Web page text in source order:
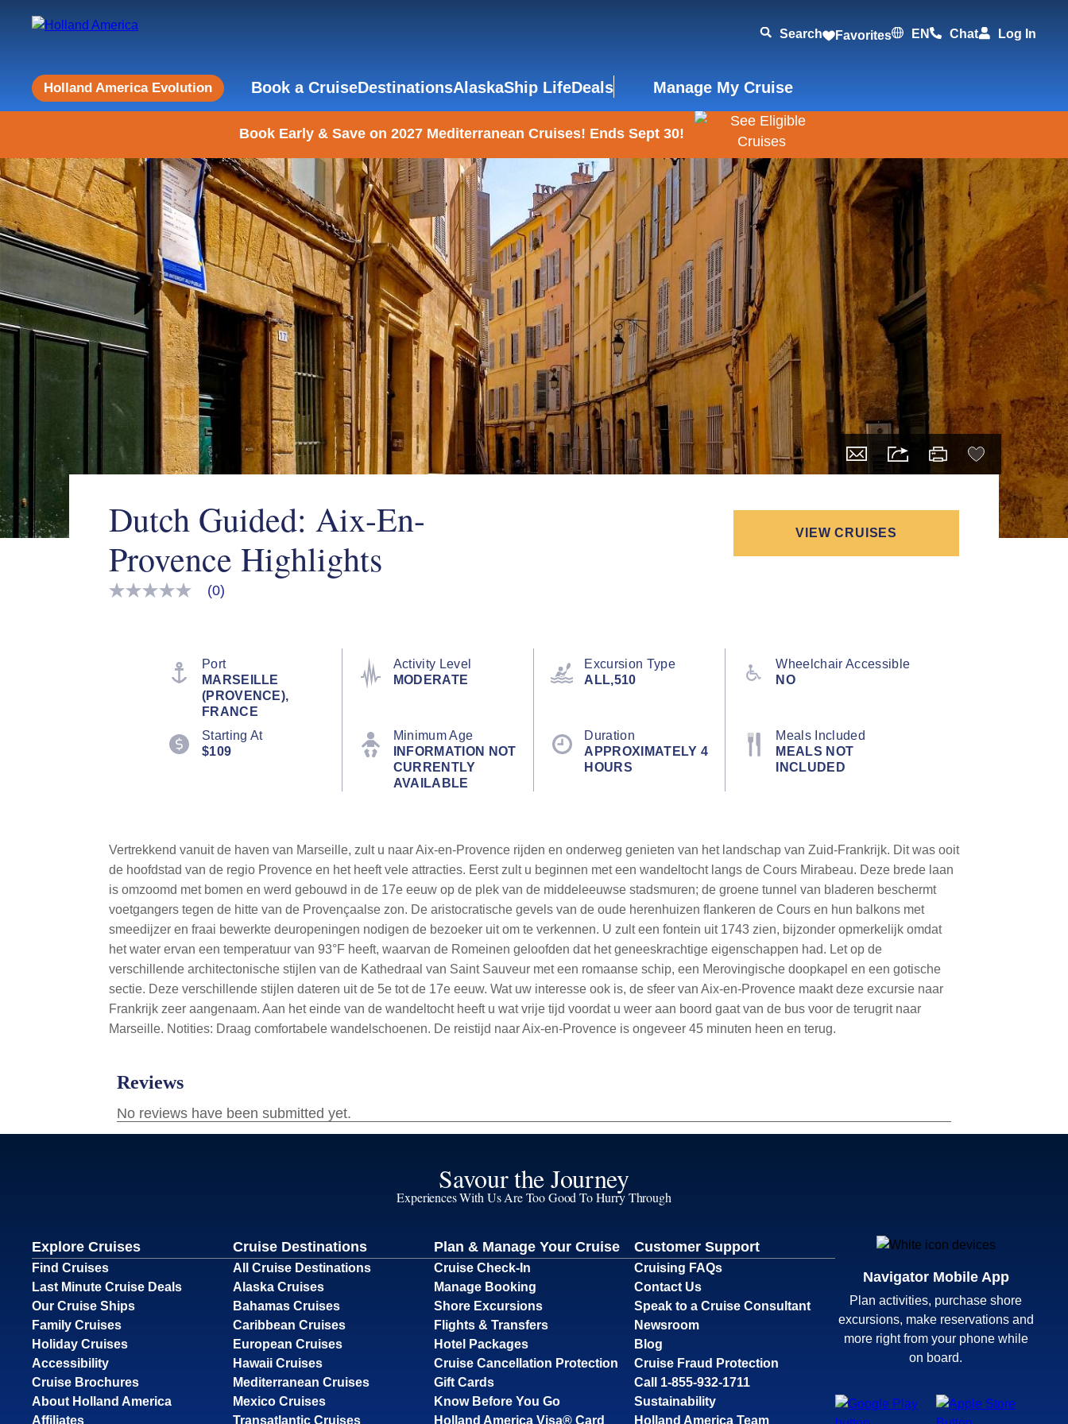
Search Favorites EN Chat Log In
Holland America Evolution Book a CruiseDestinationsAlaskaShip LifeDeals Manage My Cruise
Book Early & Save on 2027 Mediterranean Cruises! Ends Sept 30!
Dutch Guided: Aix-En-
Provence Highlights
VIEW CRUISES
No
(0)
Port
MARSEILLE
(PROVENCE),
FRANCE
Activity Level
MODERATE
Excursion Type
ALL,510
Wheelchair Accessible
NO
Starting At
$109
Minimum Age
INFORMATION NOT
CURRENTLY
AVAILABLE
Duration
APPROXIMATELY 4
HOURS
Meals Included
MEALS NOT
INCLUDED
Vertrekkend vanuit de haven van Marseille, zult u naar Aix-en-Provence rijden en onderweg genieten van het landschap van Zuid-Frankrijk. Dit was ooit
de hoofdstad van de regio Provence en het heeft vele attracties. Eerst zult u beginnen met een wandeltocht langs de Cours Mirabeau. Deze brede laan
is omzoomd met bomen en werd gebouwd in de 17e eeuw op de plek van de middeleeuwse stadsmuren; de groene tunnel van bladeren beschermt
voetgangers tegen de hitte van de Provençaalse zon. De aristocratische gevels van de oude herenhuizen flankeren de Cours en hun balkons met
smeedijzer en fraai bewerkte deuropeningen nodigen de bezoeker uit om te verkennen. U zult een fontein uit 1743 zien, bijzonder opmerkelijk omdat
het water ervan een temperatuur van 93°F heeft, waarvan de Romeinen geloofden dat het geneeskrachtige eigenschappen had. Let op de
verschillende architectonische stijlen van de Kathedraal van Saint Sauveur met een romaanse schip, een Merovingische doopkapel en een gotische
sectie. Deze verschillende stijlen dateren uit de 5e tot de 17e eeuw. Wat uw interesse ook is, de sfeer van Aix-en-Provence maakt deze excursie naar
Frankrijk zeer aangenaam. Aan het einde van de wandeltocht heeft u wat vrije tijd voordat u weer aan boord gaat van de bus voor de terugrit naar
Marseille. Notities: Draag comfortabele wandelschoenen. De reistijd naar Aix-en-Provence is ongeveer 45 minuten heen en terug.
Savour the Journey
Experiences With Us Are Too Good To Hurry Through
Explore Cruises
Find Cruises
Last Minute Cruise Deals
Our Cruise Ships
Family Cruises
Holiday Cruises
Accessibility
Cruise Brochures
About Holland America
Affiliates
Cruise Destinations
All Cruise Destinations
Alaska Cruises
Bahamas Cruises
Caribbean Cruises
European Cruises
Hawaii Cruises
Mediterranean Cruises
Mexico Cruises
Transatlantic Cruises
Plan & Manage Your Cruise
Cruise Check-In
Manage Booking
Shore Excursions
Flights & Transfers
Hotel Packages
Cruise Cancellation Protection
Gift Cards
Know Before You Go
Holland America Visa® Card
Customer Support
Cruising FAQs
Contact Us
Speak to a Cruise Consultant
Newsroom
Blog
Cruise Fraud Protection
Call 1-855-932-1711
Sustainability
Holland America Team
Navigator Mobile App
Plan activities, purchase shore
excursions, make reservations and
more right from your phone while
on board.